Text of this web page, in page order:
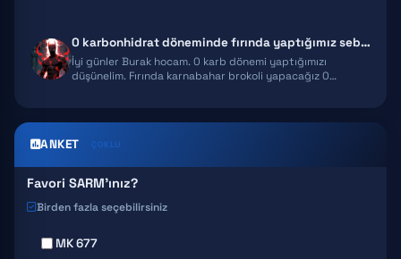
0 karbonhidrat döneminde fırında yaptığımız sebzelerin karbonhidrat de…
İyi günler Burak hocam. 0 karb dönemi yaptığımızı
düşünelim. Fırında karnabahar brokoli yapacağız 0…
ANKET ÇOKLU
Favori SARM'ınız?
Birden fazla seçebilirsiniz
MK 677